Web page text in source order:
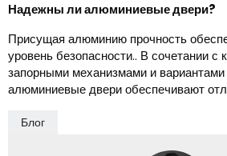
Надежны ли алюминиевые двери?
Присущая алюминию прочность
уровень безопасности.. В сочетании с
запорными механизмами и вариантами
алюминиевые двери обеспечивают
Блог